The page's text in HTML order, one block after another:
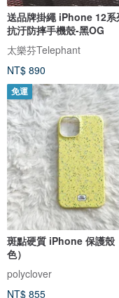
送品牌掛繩 iPhone 12系
抗汙防摔手機殼-黑OG
太樂芬Telephant
NT$ 890
免運
斑點硬質 iPhone 保護殼
色）
polyclover
NT$ 855